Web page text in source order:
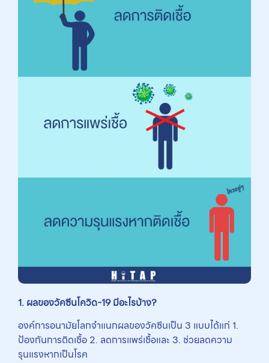
1. ผลของวัคซีนโควิด-19มีอะไรบ้าง?
องค์การอนามัยโลกจำแนกผลของวัคซีนเป็น 3 แบบได้แก่ 1.
ป้องกันการติดเชื้อ 2. ลดการแพร่เชื้อและ 3. ช่วยลดความ
รุนแรงหากเป็นโรค